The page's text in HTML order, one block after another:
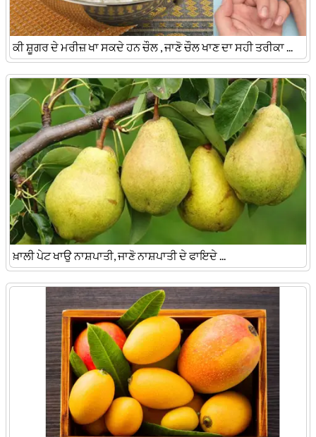
ਕੀ ਸ਼ੂਗਰ ਦੇ ਮਰੀਜ਼ ਖਾ ਸਕਦੇ ਹਨ ਚੌਲ , ਜਾਣੋ ਚੌਲ ਖਾਣ ਦਾ ਸਹੀ ਤਰੀਕਾ ...
ਖ਼ਾਲੀ ਪੇਟ ਖਾਉ ਨਾਸ਼ਪਾਤੀ, ਜਾਣੋ ਨਾਸ਼ਪਾਤੀ ਦੇ ਫਾਇਦੇ ...